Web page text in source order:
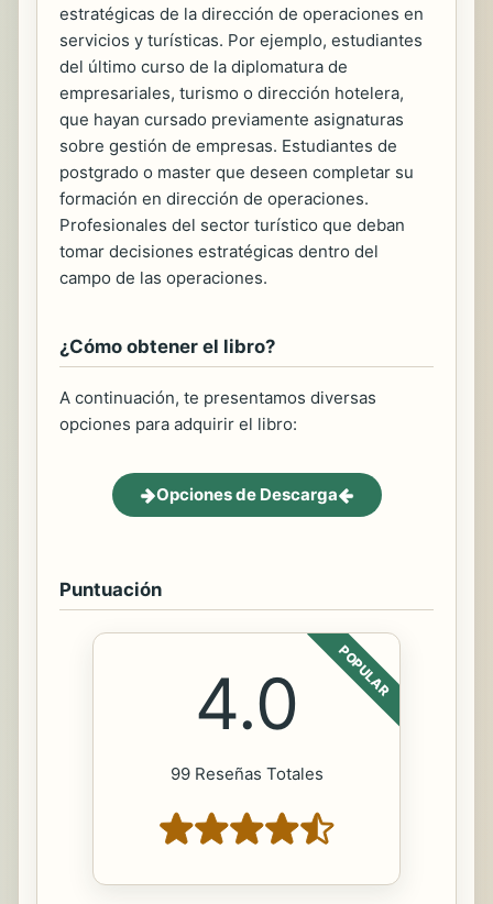
estratégicas de la dirección de operaciones en
servicios y turísticas. Por ejemplo, estudiantes
del último curso de la diplomatura de
empresariales, turismo o dirección hotelera,
que hayan cursado previamente asignaturas
sobre gestión de empresas. Estudiantes de
postgrado o master que deseen completar su
formación en dirección de operaciones.
Profesionales del sector turístico que deban
tomar decisiones estratégicas dentro del
campo de las operaciones.
¿Cómo obtener el libro?
A continuación, te presentamos diversas
opciones para adquirir el libro:
Opciones de Descarga
Puntuación
POPULAR
4.0
99 Reseñas Totales